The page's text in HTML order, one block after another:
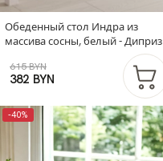
Обеденный стол Индра из
массива сосны, белый - Диприз
615 BYN
382 BYN
-40%